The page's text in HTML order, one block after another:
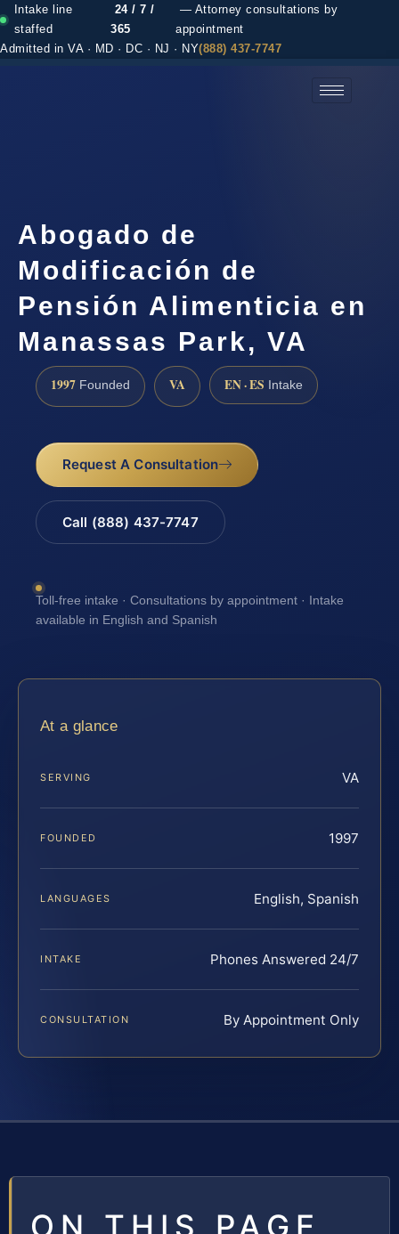
Intake line
staffed
24 / 7 /
365
— Attorney consultations by
appointment
Admitted in VA · MD · DC · NJ · NY(888) 437-7747
Abogado de
Modificación de
Pensión Alimenticia en
Manassas Park, VA
1997 Founded VA EN · ES Intake
Request A Consultation
Call (888) 437-7747
Toll-free intake · Consultations by appointment · Intake
available in English and Spanish
At a glance
SERVING VA
FOUNDED 1997
LANGUAGES English, Spanish
INTAKE Phones Answered 24/7
CONSULTATION By Appointment Only
ON THIS PAGE